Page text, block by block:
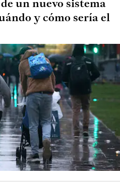
un nuevo sistema
y cómo sería el